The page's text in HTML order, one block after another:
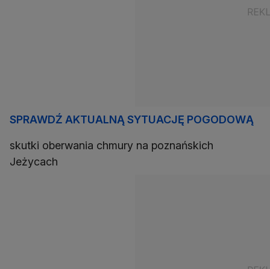
SPRAWDŹ AKTUALNĄ SYTUACJĘ POGODOWĄ
skutki oberwania chmury na poznańskich
Jeżycach